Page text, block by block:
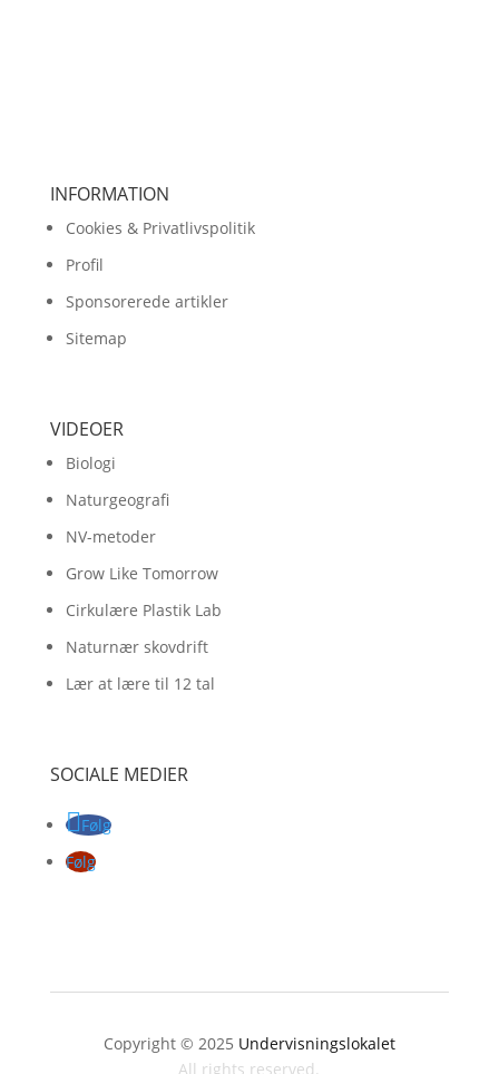
INFORMATION
Cookies & Privatlivspolitik
Profil
Sponsorerede artikler
Sitemap
VIDEOER
Biologi
Naturgeografi
NV-metoder
Grow Like Tomorrow
Cirkulære Plastik Lab
Naturnær skovdrift
Lær at lære til 12 tal
SOCIALE MEDIER
Følg
Følg
Copyright © 2025 Undervisningslokalet
All rights reserved.